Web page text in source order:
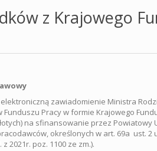
z Krajowego
zawiadomienie Ministra
Funduszu Pracy w formie Krajowego
na sfinansowanie przez Powiatowy
określonych w art. 69a ust. 2
2021r. poz. 1100 ze zm.).